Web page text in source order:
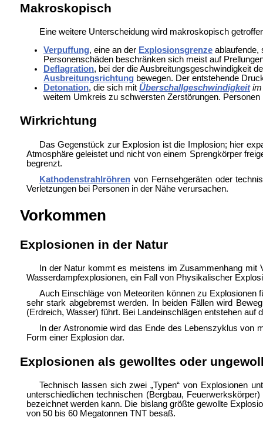
Makroskopisch
Eine weitere Unterscheidung wird makroskopisch
Verpuffung, eine an der Explosionsgrenzeablaufende,
Personenschäden beschränken sich meist auf
Deflagration, bei der die Ausbreitungsgeschwindigkeit
Ausbreitungsrichtungbewegen. Der entstehende
Detonation, die sich mit Überschallgeschwindigkeitim
weitem Umkreis zu schwersten Zerstörungen.
Wirkrichtung
Das Gegenstück zur Explosion ist die Implosion; hier
Atmosphäre geleistet und nicht von einem Sprengkörper
begrenzt.
Kathodenstrahlröhrenvon Fernsehgeräten oder
Verletzungen bei Personen in der Nähe verursachen.
Vorkommen
Explosionen in der Natur
In der Natur kommt es meistens im Zusammenhang mit
Wasserdampfexplosionen, ein Fall von Physikalischer
Auch Einschläge von Meteoriten können zu Explosionen
sehr stark abgebremst werden. In beiden Fällen wird
(Erdreich, Wasser) führt. Bei Landeinschlägen entstehen auf
In der Astronomie wird das Ende des Lebenszyklus von
Form einer Explosion dar.
Explosionen als gewolltes oder
Technisch lassen sich zwei „Typen“ von Explosionen
unterschiedlichen technischen (Bergbau,
bezeichnet werden kann. Die bislang größte gewollte
von 50 bis 60 Megatonnen TNT besaß.